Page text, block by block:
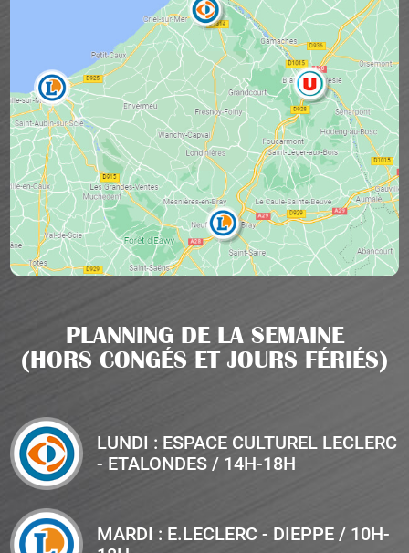
PLANNING DE LA SEMAINE
(HORS CONGÉS ET JOURS FÉRIÉS)
LUNDI : ESPACE CULTUREL LECLERC
- ETALONDES / 14H-18H
MARDI : E.LECLERC - DIEPPE / 10H-